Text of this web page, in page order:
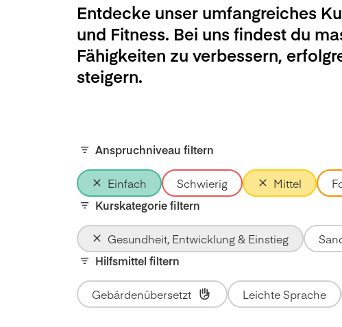
Entdecke unser umfangreiches
und Fitness. Bei uns findest du
Fähigkeiten zu verbessern,
steigern.
Anspruchniveau filtern
Einfach Schwierig Mittel
Kurskategorie filtern
Gesundheit, Entwicklung & Einstieg
Hilfsmittel filtern
Gebärdenübersetzt Leichte Sprache